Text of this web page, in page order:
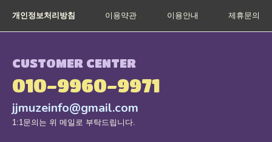
개인정보처리방침 이용약관 이용안내 제휴문의
CUSTOMER CENTER
010-9960-9971
jjmuzeinfo@gmail.com
1:1문의는 위 메일로 부탁드립니다.